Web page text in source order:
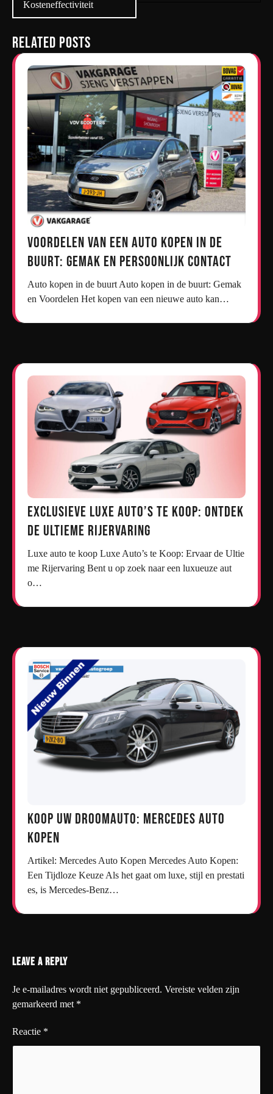
Kosteneffectiviteit
Related Posts
Voordelen van een Auto Kopen in de
Buurt: Gemak en Persoonlijk Contact
Auto kopen in de buurt Auto kopen in de buurt: Gemak
en Voordelen Het kopen van een nieuwe auto kan…
Exclusieve Luxe Auto’s te Koop: Ontdek
de Ultieme Rijervaring
Luxe auto te koop Luxe Auto’s te Koop: Ervaar de Ultie
me Rijervaring Bent u op zoek naar een luxueuze aut
o…
Koop uw droomauto: Mercedes auto
kopen
Artikel: Mercedes Auto Kopen Mercedes Auto Kopen:
Een Tijdloze Keuze Als het gaat om luxe, stijl en prestati
es, is Mercedes-Benz…
Leave a Reply
Je e-mailadres wordt niet gepubliceerd. Vereiste velden zijn
gemarkeerd met *
Reactie *